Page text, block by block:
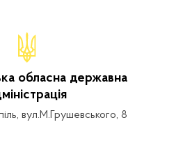
обласна державна
вул.М.Грушевського, 8